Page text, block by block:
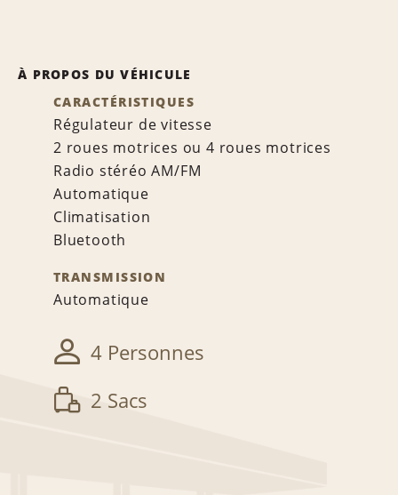
À PROPOS DU VÉHICULE
CARACTÉRISTIQUES
Régulateur de vitesse
2 roues motrices ou 4 roues motrices
Radio stéréo AM/FM
Automatique
Climatisation
Bluetooth
TRANSMISSION
Automatique
4 Personnes
2 Sacs